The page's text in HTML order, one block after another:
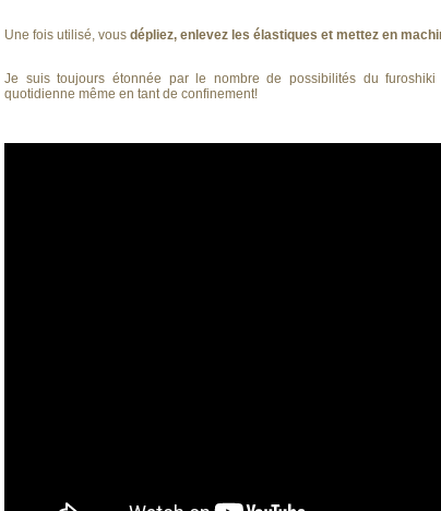
Une fois utilisé, vous dépliez, enlevez les élastiques et mettez en
Je suis toujours étonnée par le nombre de possibilités du
quotidienne même en tant de confinement!